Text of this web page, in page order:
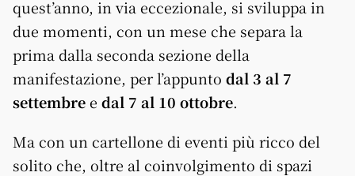
quest’anno, in via eccezionale, si sviluppa in
due momenti, con un mese che separa la
prima dalla seconda sezione della
manifestazione, per l’appunto dal 3 al 7
settembree dal 7 al 10 ottobre.
Ma con un cartellone di eventi più ricco del
solito che, oltre al coinvolgimento di spazi